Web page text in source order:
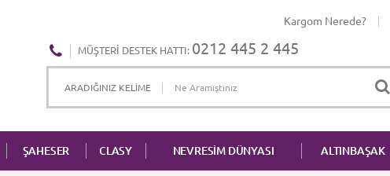
Kargom Nerede?
MÜŞTERI DESTEK HATTI: 0212 445 2 445
ŞAHESER CLASY NEVRESİM DÜNYASI ALTINBAŞAK